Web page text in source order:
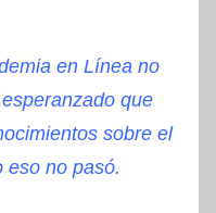
en Línea no
que
sobre el
eso no pasó.